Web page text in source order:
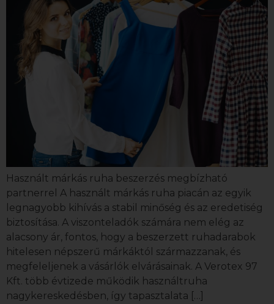
Használt márkás ruha beszerzés megbízható
partnerrel A használt márkás ruha piacán az egyik
legnagyobb kihívás a stabil minőség és az eredetiség
biztosítása. A viszonteladók számára nem elég az
alacsony ár, fontos, hogy a beszerzett ruhadarabok
hitelesen népszerű márkáktól származzanak, és
megfeleljenek a vásárlók elvárásainak. A Verotex 97
Kft. több évtizede működik használtruha
nagykereskedésben, így tapasztalata […]
Elolvastam és elfogadom az
Adatkezelési
tájékoztatót